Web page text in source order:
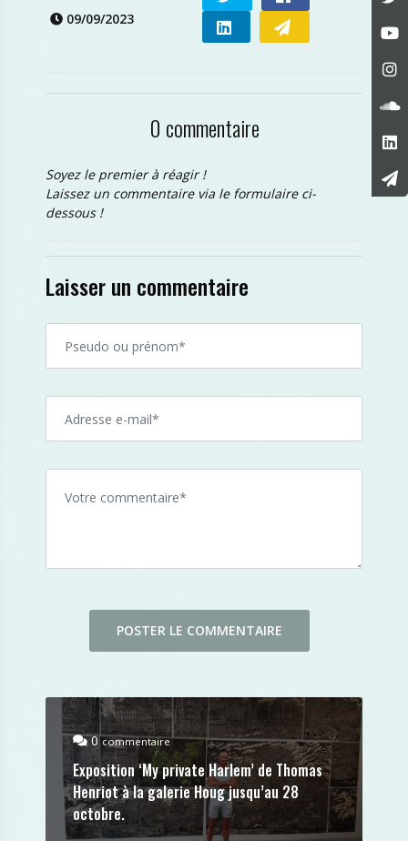
09/09/2023
0 commentaire
Soyez le premier à réagir !
Laissez un commentaire via le formulaire ci-
dessous !
Laisser un commentaire
0commentaire
Exposition ‘My private Harlem’ de Thomas
Henriot à la galerie Houg jusqu’au 28
octobre.